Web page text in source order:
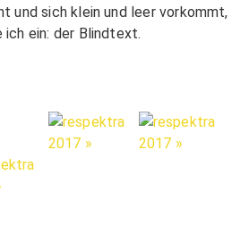
und sich klein und leer vorkommt,
ich ein: der Blindtext.